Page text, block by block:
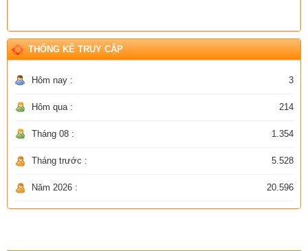
THỐNG KÊ TRUY CẬP
Hôm nay : 3
Hôm qua : 214
Tháng 08 : 1.354
Tháng trước : 5.528
Năm 2026 : 20.596